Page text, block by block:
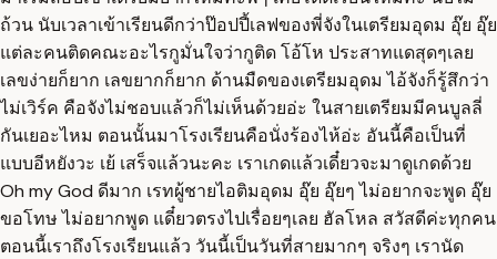
ถ้วน นับเวลาเข้าเรียนดีกว่าป๊อปปี้เลฟของพี่จังในเตรียมอุดม อุ๊ย อุ๊ย
แต่ละคนติดคณะอะไรกูมั่นใจว่ากูติด โอ้โห ประสาทแดสุดๆเลย
เลขง่ายก็ยาก เลขยากก็ยาก ด้านมืดของเตรียมอุดม ไอ้จังก็รู้สึกว่า
ไม่เวิร์ค คือจังไม่ชอบแล้วก็ไม่เห็นด้วยอ่ะ ในสายเตรียมมีคนบูลลี่
กันเยอะไหม ตอนนั้นมาโรงเรียนคือนั่งร้องไห้อ่ะ อันนี้คือเป็นที่
แบบอีหยังวะ เย้ เสร็จแล้วนะคะ เราเกดแล้วเดี๋ยวจะมาดูเกดด้วย
Oh my God ดีมาก เรทผู้ชายไอติมอุดม อุ๊ย อุ๊ยๆ ไม่อยากจะพูด อุ๊ย
ขอโทษ ไม่อยากพูด แดี๋ยวตรงไปเรื่อยๆเลย ฮัลโหล สวัสดีค่ะทุกคน
ตอนนี้เราถึงโรงเรียนแล้ว วันนี้เป็นวันที่สายมากๆ จริงๆ เรานัด